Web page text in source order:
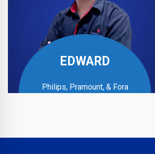
EDWARD
Philips, Pramount, & Fora